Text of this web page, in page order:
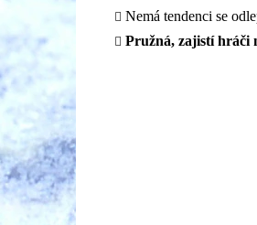
Nemá tendenci se
Pružná, zajistí hráči